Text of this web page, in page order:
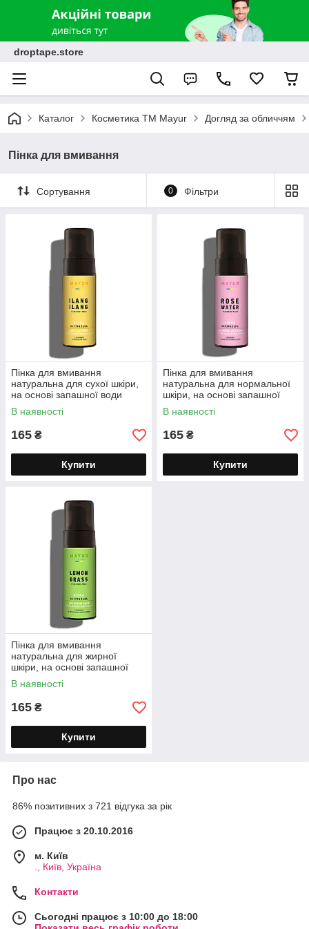
droptape.store
Каталог Косметика ТМ Mayur Догляд за обличчям
Пінка для вмивання
Сортування 0 Фільтри
Пінка для вмивання
натуральна для сухої шкіри,
на основі запашної води
іланг-ілангу ТМ Mayur
В наявності
165 ₴
Купити
Пінка для вмивання
натуральна для нормальної
шкіри, на основі запашної
трояндової води ТМ Mayur
В наявності
165 ₴
Купити
Пінка для вмивання
натуральна для жирної
шкіри, на основі запашної
води лемонграсу ТМ Mayur
В наявності
165 ₴
Купити
Про нас
86% позитивних з 721 відгука за рік
Працює з 20.10.2016
м. Київ
., Київ, Україна
Контакти
Сьогодні працює з 10:00 до 18:00